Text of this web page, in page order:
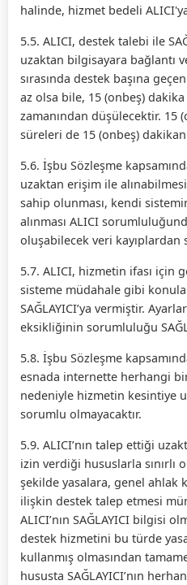
halinde, hizmet bedeli
5.5. ALICI, destek talebi ile
uzaktan bilgisayara bağlantı
sırasında destek başına
az olsa bile, 15 (onbeş)
zamanından düşülecektir. 15
süreleri de 15 (onbeş)
5.6. İşbu Sözleşme
uzaktan erişim ile
sahip olunması, kendi
alınması ALICI
oluşabilecek veri kayıplardan
5.7. ALICI, hizmetin ifası için
sisteme müdahale gibi
SAĞLAYICI’ya vermiştir.
eksikliğinin sorumluluğu
5.8. İşbu Sözleşme
esnada internette herhangi
nedeniyle hizmetin kesintiye
sorumlu olmayacaktır.
5.9. ALICI’nın talep ettiği
izin verdiği hususlarla sınırlı
şekilde yasalara, genel ahlak
ilişkin destek talep etmesi
ALICI’nın SAĞLAYICI bilgisi
destek hizmetini bu türde
kullanmış olmasından
hususta SAĞLAYICI’nın